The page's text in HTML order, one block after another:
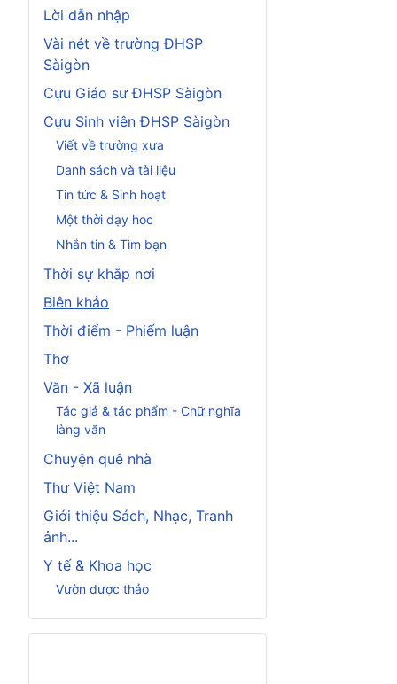
Lời dẫn nhập
Vài nét về trường ĐHSP
Sàigòn
Cựu Giáo sư ĐHSP Sàigòn
Cựu Sinh viên ĐHSP Sàigòn
Viết về trường xưa
Danh sách và tài liệu
Tin tức & Sinh hoạt
Một thời dạy hoc
Nhắn tin & Tìm bạn
Thời sự khắp nơi
Biên khảo
Thời điểm - Phiếm luận
Thơ
Văn - Xã luận
Tác giả & tác phẩm - Chữ nghĩa
làng văn
Chuyện quê nhà
Thư Việt Nam
Giới thiệu Sách, Nhạc, Tranh
ảnh...
Y tế & Khoa học
Vườn dược thảo